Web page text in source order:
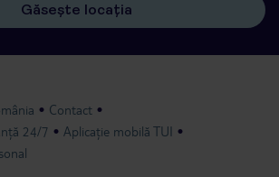
Găsește locația
Contact
24/7
Aplicație mobilă TUI